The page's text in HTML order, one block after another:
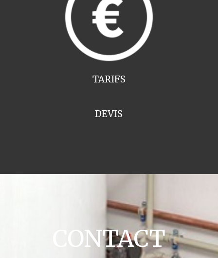
TARIFS
DEVIS
CONTACT